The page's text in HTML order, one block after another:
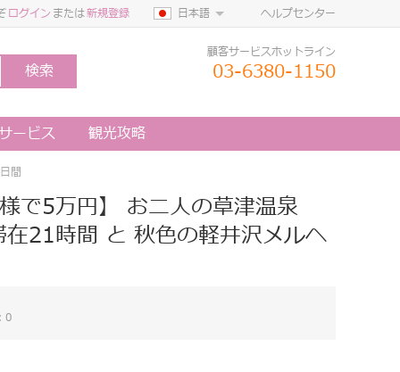
ログイン または新規登録 日本語 ヘルプセンター
検索
顧客サービスホットライン
03-6380-1150
ービス 観光攻略
間
で5万円】 お二人の草津温泉
21時間 と 秋色の軽井沢メルヘ
0